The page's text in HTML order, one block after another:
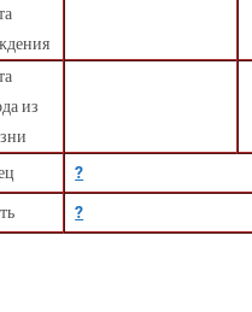
из
?
?